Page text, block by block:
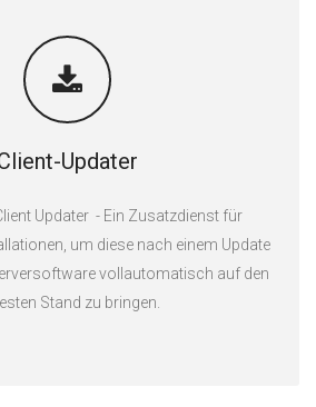
Updater
Updater - Ein Zusatzdienst für
um diese nach einem Update
vollautomatisch auf den
Stand zu bringen.